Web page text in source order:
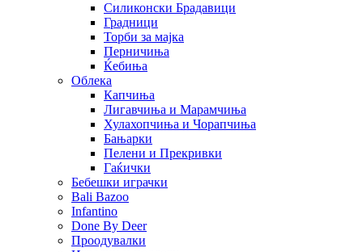
Силиконски Брадавици
Градници
Торби за мајка
Перничиња
Ќебиња
Облека
Капчиња
Лигавчиња и Марамчиња
Хулахопчиња и Чорапчиња
Бањарки
Пелени и Прекривки
Гаќички
Бебешки играчки
Bali Bazoo
Infantino
Done By Deer
Проодувалки